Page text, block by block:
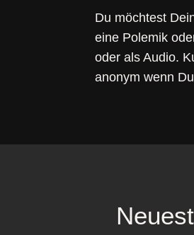
Du möchtest
eine Polemik
oder als Audio.
anonym wenn